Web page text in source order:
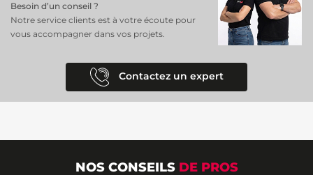
Besoin d’un conseil ?
Notre service clients est à votre écoute pour
vous accompagner dans vos projets.
Contactez un expert
NOS CONSEILS DE PROS